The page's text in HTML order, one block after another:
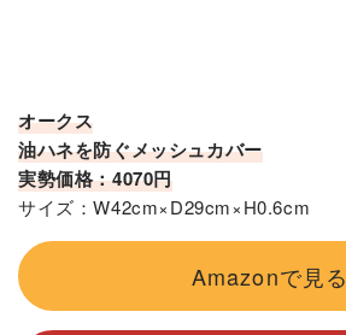
オークス
油ハネを防ぐメッシュカバー
実勢価格：4070円
サイズ：W42cm×D29cm×H0.6cm
Amazonで見る